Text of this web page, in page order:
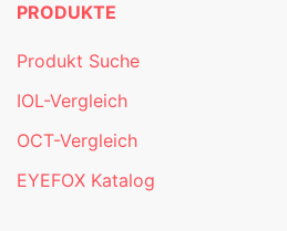
PRODUKTE
Produkt Suche
IOL-Vergleich
OCT-Vergleich
EYEFOX Katalog